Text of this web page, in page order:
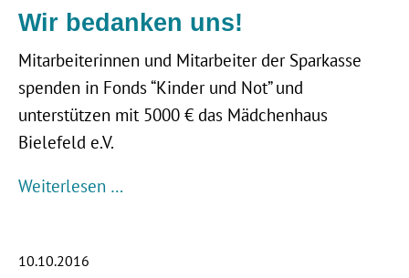
Wir bedanken uns!
Mitarbeiterinnen und Mitarbeiter der Sparkasse
spenden in Fonds “Kinder und Not” und
unterstützen mit 5000 € das Mädchenhaus
Bielefeld e.V.
Weiterlesen …
10.10.2016